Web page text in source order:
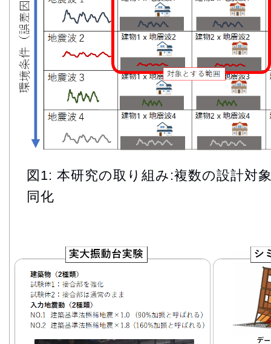
図1: 本研究の取り組み:複数の設計対
同化